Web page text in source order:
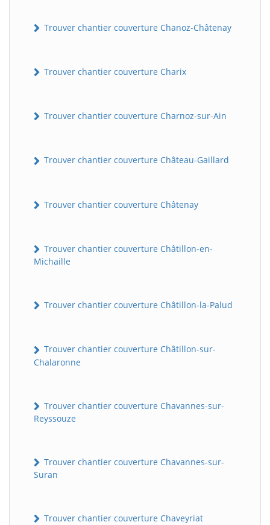
Trouver chantier couverture Chanoz-Châtenay
Trouver chantier couverture Charix
Trouver chantier couverture Charnoz-sur-Ain
Trouver chantier couverture Château-Gaillard
Trouver chantier couverture Châtenay
Trouver chantier couverture Châtillon-en-
Michaille
Trouver chantier couverture Châtillon-la-Palud
Trouver chantier couverture Châtillon-sur-
Chalaronne
Trouver chantier couverture Chavannes-sur-
Reyssouze
Trouver chantier couverture Chavannes-sur-
Suran
Trouver chantier couverture Chaveyriat